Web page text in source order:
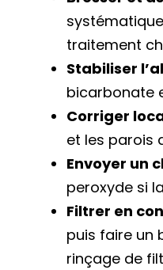
traitement
Stabiliser
bicarbonate
Corriger
et les parois
Envoyer un
peroxyde si
Filtrer en
puis faire un
rinçage de